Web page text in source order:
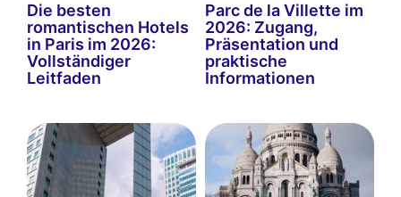
Die besten
romantischen Hotels
in Paris im 2026:
Vollständiger
Leitfaden
Parc de la Villette im
2026: Zugang,
Präsentation und
praktische
Informationen